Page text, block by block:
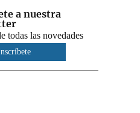
a nuestra
todas las novedades